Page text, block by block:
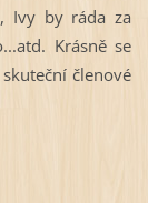
Ivy by ráda za
Krásně se
členové